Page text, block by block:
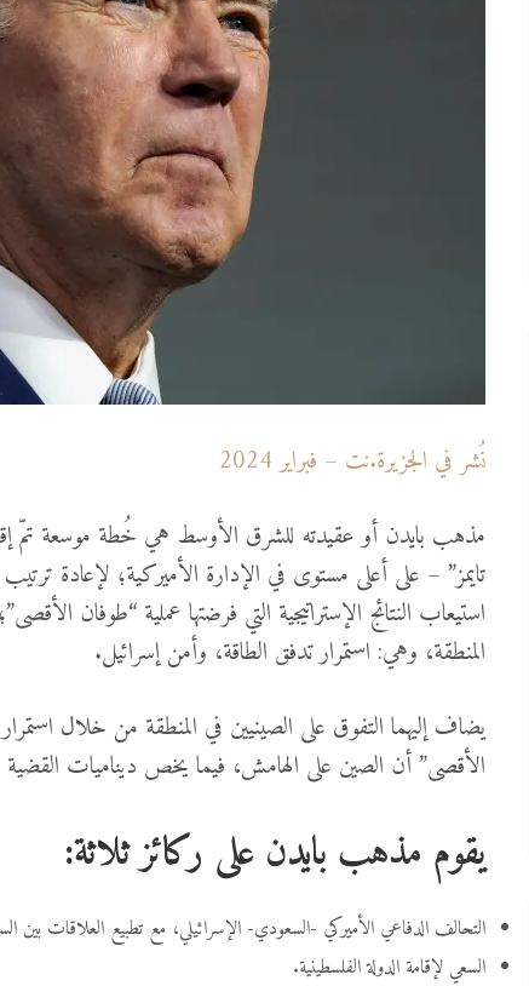
نُشر في الجزيرة.نت – فبراير 2024
مذهب بايدن أو عقيدته للشرق الأوسط هي خُطة موسعة تمّ
تايمز” – على أعلى مستوى في الإدارة الأميركية؛ لإعادة
استيعاب النتائج الإستراتيجية التي فرضتها عملية “طوفان
المنطقة، وهي: استمرار تدفق الطاقة، وأمن إسرائيل.
يضاف إليهما التفوق على الصينيين في المنطقة من خلال
الأقصى” أن الصين على الهامش، فيما يخص ديناميات القضية
يقوم مذهب بايدن على ركائز ثلاثة:
التحالف الدفاعي الأميركي -السعودي- الإسرائيلي، مع تطبيع العلاقات بين
السعي لإقامة الدولة الفلسطينية.